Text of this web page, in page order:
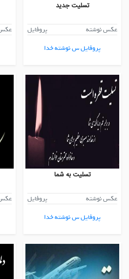
تسلیت جدید
عکس نوشته
پروفایل
پروفایل س نوشته خدا
تسلیت به شما
عکس نوشته
پروفایل
پروفایل س نوشته خدا